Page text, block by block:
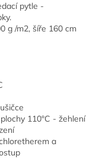
pytle -
g /m2, šíře 160 cm
110°C - žehlení
a